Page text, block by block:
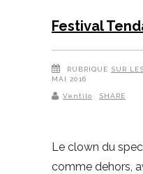
Festival
RUBRIQUE SUR
MAI 2016
Ventilo SHARE
Le clown du
comme dehors,